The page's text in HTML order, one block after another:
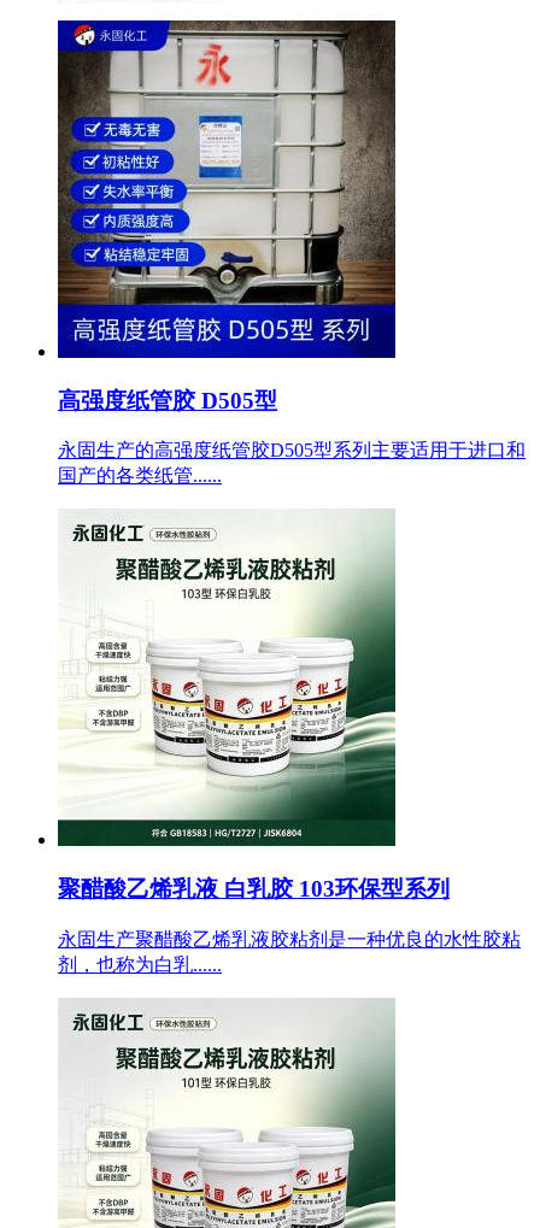
高强度纸管胶 D505型
永固生产的高强度纸管胶D505型系列主要适用于进口和
国产的各类纸管......
聚醋酸乙烯乳液 白乳胶 103环保型系列
永固生产聚醋酸乙烯乳液胶粘剂是一种优良的水性胶粘
剂，也称为白乳......